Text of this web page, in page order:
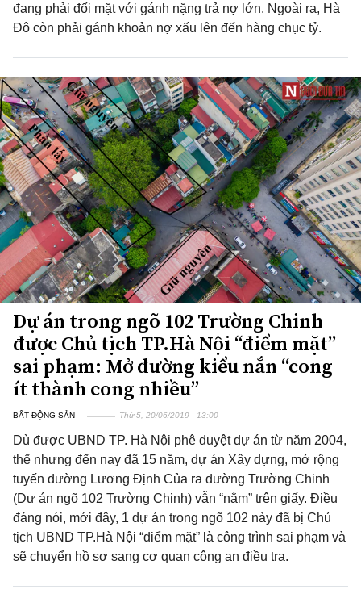
đang phải đối mặt với gánh nặng trả nợ lớn. Ngoài ra, Hà
Đô còn phải gánh khoản nợ xấu lên đến hàng chục tỷ.
Dự án trong ngõ 102 Trường Chinh
được Chủ tịch TP.Hà Nội “điểm mặt”
sai phạm: Mở đường kiểu nắn “cong
ít thành cong nhiều”
BẤT ĐỘNG SẢN Thứ 5, 20/06/2019 | 13:00
Dù được UBND TP. Hà Nội phê duyệt dự án từ năm 2004,
thế nhưng đến nay đã 15 năm, dự án Xây dựng, mở rộng
tuyến đường Lương Định Của ra đường Trường Chinh
(Dự án ngõ 102 Trường Chinh) vẫn “nằm” trên giấy. Điều
đáng nói, mới đây, 1 dự án trong ngõ 102 này đã bị Chủ
tịch UBND TP.Hà Nội “điểm mặt” là công trình sai phạm và
sẽ chuyển hồ sơ sang cơ quan công an điều tra.